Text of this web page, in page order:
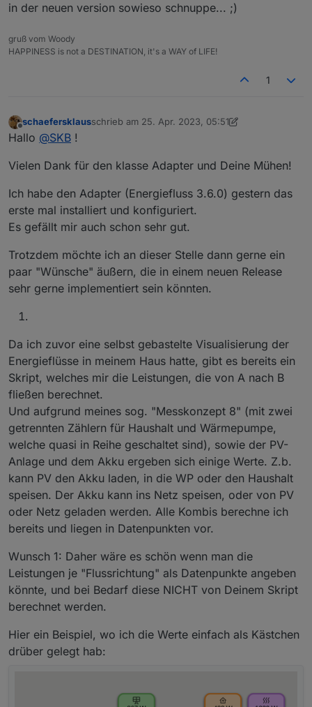
in der neuen version sowieso schnuppe... ;)
gruß vom Woody
HAPPINESS is not a DESTINATION, it's a WAY of LIFE!
1
Offline
schaefersklausschrieb am 25. Apr. 2023, 05:51
zuletzt editiert von schaefersklaus
Hallo @SKB !
Vielen Dank für den klasse Adapter und Deine Mühen!
Ich habe den Adapter (Energiefluss 3.6.0) gestern das
erste mal installiert und konfiguriert.
Es gefällt mir auch schon sehr gut.
Trotzdem möchte ich an dieser Stelle dann gerne ein
paar "Wünsche" äußern, die in einem neuen Release
sehr gerne implementiert sein könnten.
Da ich zuvor eine selbst gebastelte Visualisierung der
Energieflüsse in meinem Haus hatte, gibt es bereits ein
Skript, welches mir die Leistungen, die von A nach B
fließen berechnet.
Und aufgrund meines sog. "Messkonzept 8" (mit zwei
getrennten Zählern für Haushalt und Wärmepumpe,
welche quasi in Reihe geschaltet sind), sowie der PV-
Anlage und dem Akku ergeben sich einige Werte. Z.b.
kann PV den Akku laden, in die WP oder den Haushalt
speisen. Der Akku kann ins Netz speisen, oder von PV
oder Netz geladen werden. Alle Kombis berechne ich
bereits und liegen in Datenpunkten vor.
Wunsch 1: Daher wäre es schön wenn man die
Leistungen je "Flussrichtung" als Datenpunkte angeben
könnte, und bei Bedarf diese NICHT von Deinem Skript
berechnet werden.
Hier ein Beispiel, wo ich die Werte einfach als Kästchen
drüber gelegt hab: